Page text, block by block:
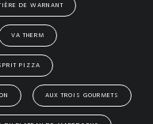
DE WARNANT
VA THERM
PIZZA
AUX TROIS GOURMETS